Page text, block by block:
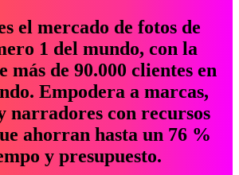
el mercado de fotos de
1 del mundo, con la
más de 90.000 clientes en
Empodera a marcas,
narradores con recursos
ahorran hasta un 76 %
y presupuesto.